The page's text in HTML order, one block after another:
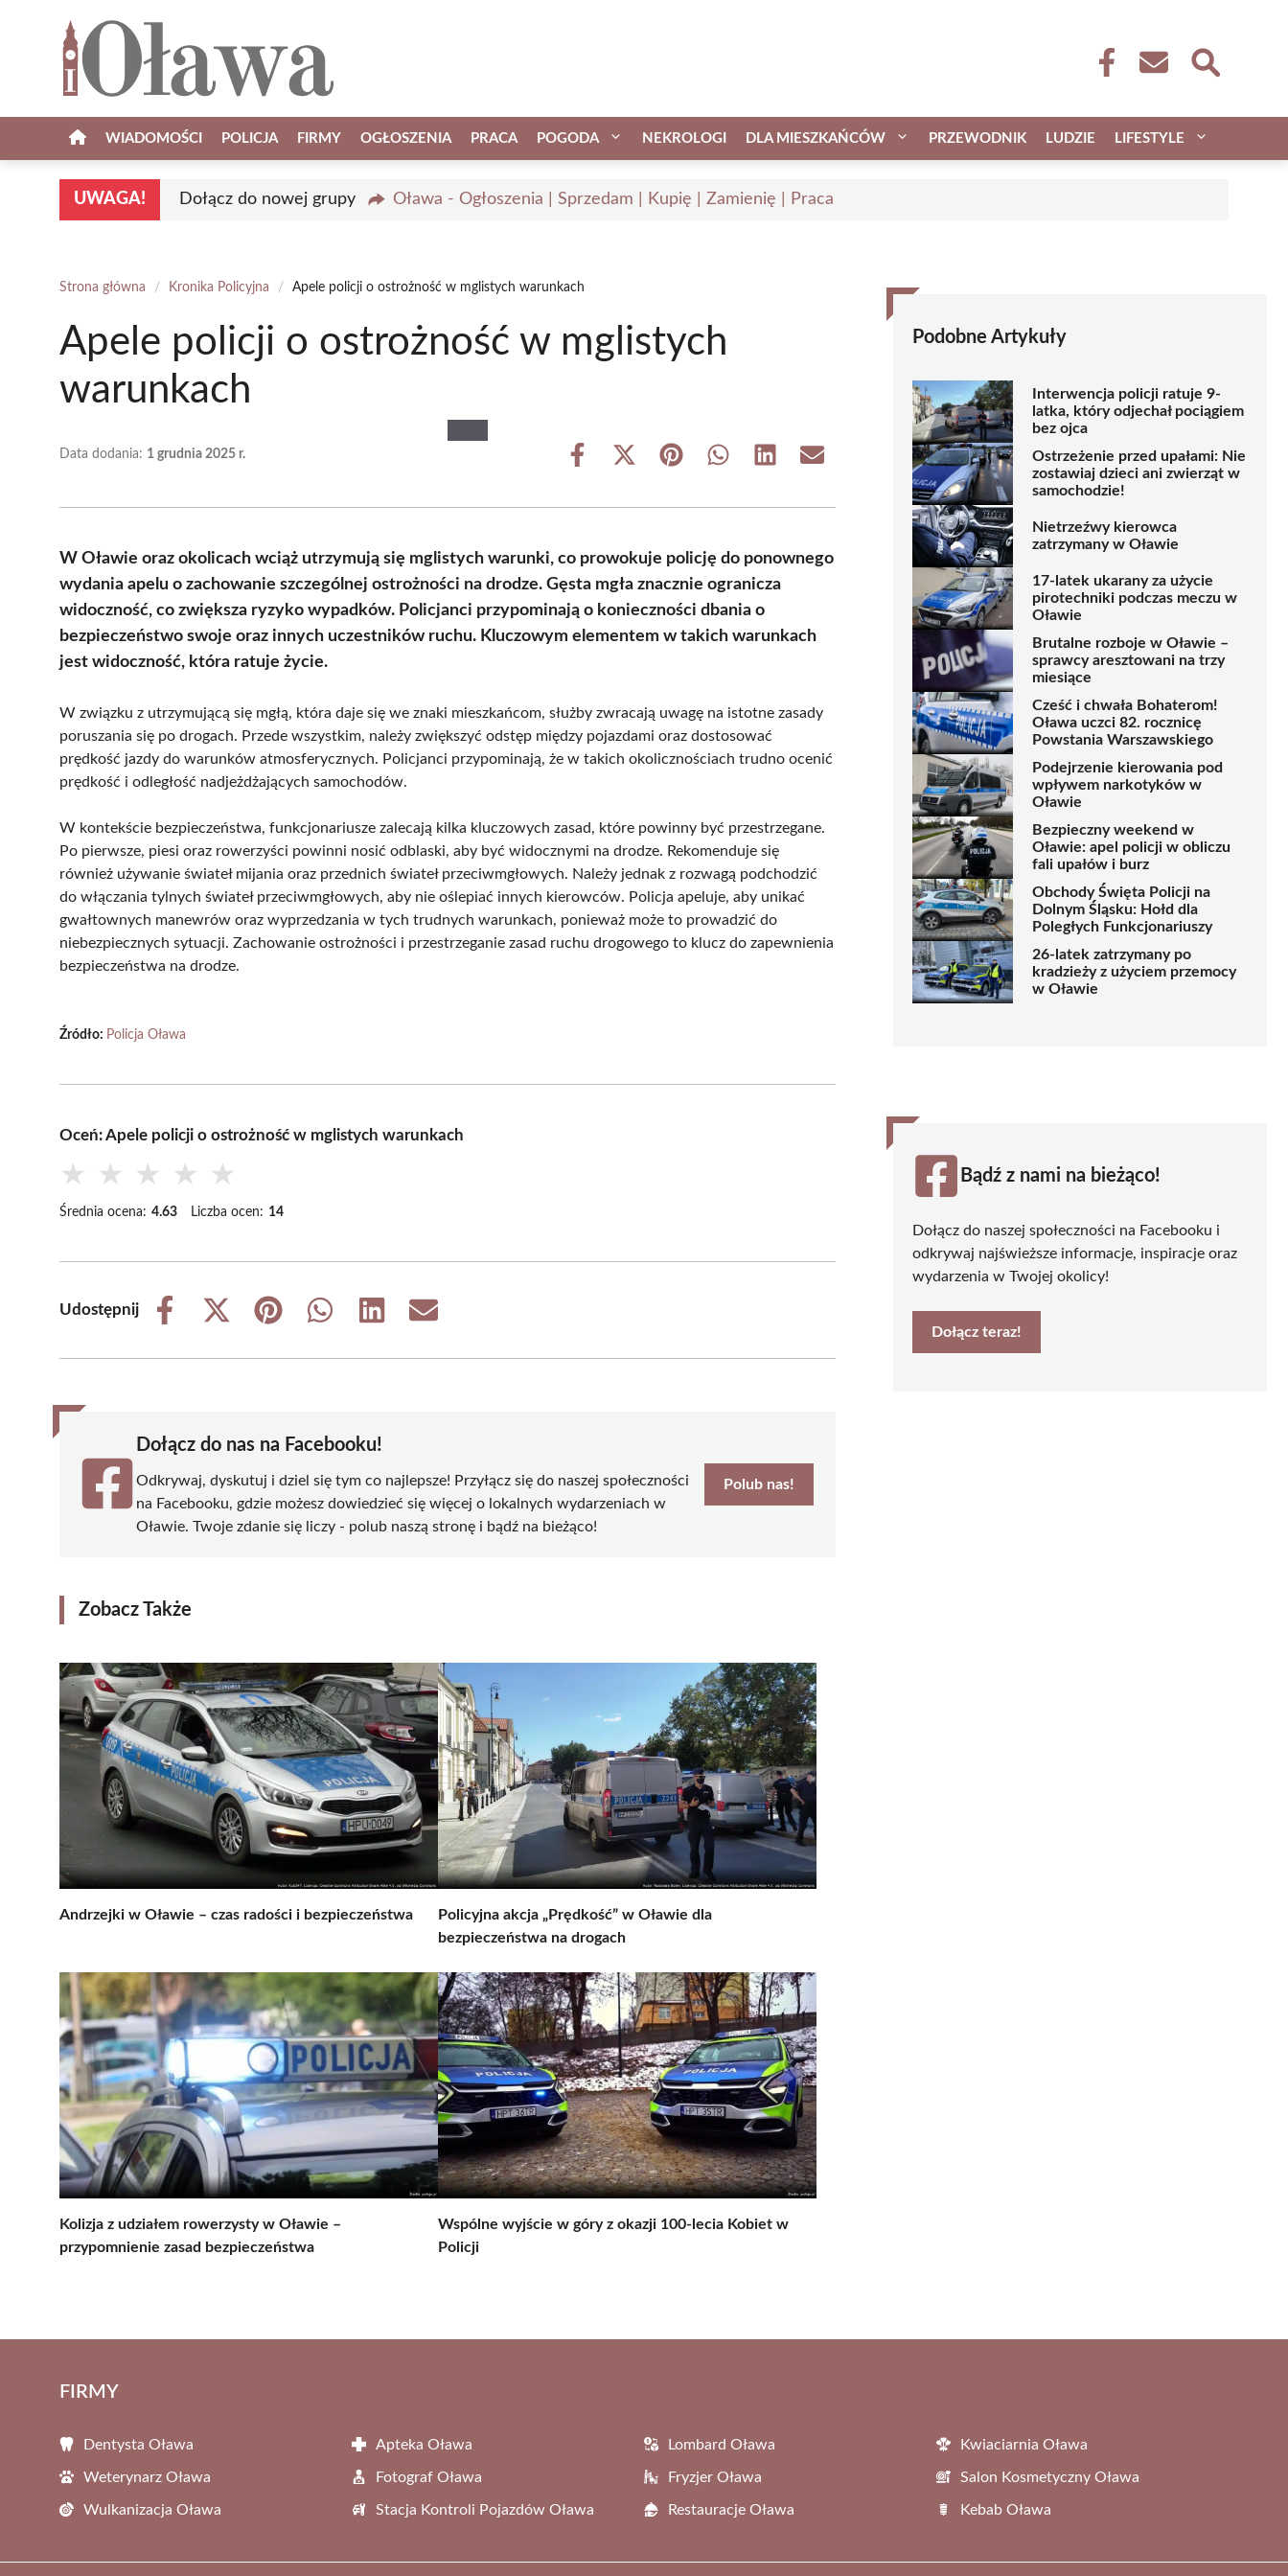
WIADOMOŚCI POLICJA FIRMY OGŁOSZENIA PRACA POGODA NEKROLOGI DLA MIESZKAŃCÓW PRZEWODNIK LUDZIE LIFESTYLE
UWAGA! Dołącz do nowej grupy Oława - Ogłoszenia | Sprzedam | Kupię | Zamienię | Praca
Strona główna / Kronika Policyjna / Apele policji o ostrożność w mglistych warunkach
Apele policji o ostrożność w mglistych
warunkach
Data dodania: 1 grudnia 2025 r.
Share
Share
(Twitter)
Share Share Share Share
W Oławie oraz okolicach wciąż utrzymują się mglistych warunki, co prowokuje policję do ponownego
wydania apelu o zachowanie szczególnej ostrożności na drodze. Gęsta mgła znacznie ogranicza
widoczność, co zwiększa ryzyko wypadków. Policjanci przypominają o konieczności dbania o
bezpieczeństwo swoje oraz innych uczestników ruchu. Kluczowym elementem w takich warunkach
jest widoczność, która ratuje życie.
W związku z utrzymującą się mgłą, która daje się we znaki mieszkańcom, służby zwracają uwagę na istotne zasady
poruszania się po drogach. Przede wszystkim, należy zwiększyć odstęp między pojazdami oraz dostosować
prędkość jazdy do warunków atmosferycznych. Policjanci przypominają, że w takich okolicznościach trudno ocenić
prędkość i odległość nadjeżdżających samochodów.
W kontekście bezpieczeństwa, funkcjonariusze zalecają kilka kluczowych zasad, które powinny być przestrzegane.
Po pierwsze, piesi oraz rowerzyści powinni nosić odblaski, aby być widocznymi na drodze. Rekomenduje się
również używanie świateł mijania oraz przednich świateł przeciwmgłowych. Należy jednak z rozwagą podchodzić
do włączania tylnych świateł przeciwmgłowych, aby nie oślepiać innych kierowców. Policja apeluje, aby unikać
gwałtownych manewrów oraz wyprzedzania w tych trudnych warunkach, ponieważ może to prowadzić do
niebezpiecznych sytuacji. Zachowanie ostrożności i przestrzeganie zasad ruchu drogowego to klucz do zapewnienia
bezpieczeństwa na drodze.
Źródło: Policja Oława
Oceń: Apele policji o ostrożność w mglistych warunkach
★ ★ ★ ★ ★
Średnia ocena: 4.63 Liczba ocen: 14
Udostępnij
Share
Share
(Twitter)
Share
Share
Share
Share
Dołącz do nas na Facebooku!
Odkrywaj, dyskutuj i dziel się tym co najlepsze! Przyłącz się do naszej społeczności
na Facebooku, gdzie możesz dowiedzieć się więcej o lokalnych wydarzeniach w
Oławie. Twoje zdanie się liczy - polub naszą stronę i bądź na bieżąco!
Polub nas!
Zobacz Także
Andrzejki w Oławie – czas radości i bezpieczeństwa
Policyjna akcja „Prędkość” w Oławie dla
bezpieczeństwa na drogach
Kolizja z udziałem rowerzysty w Oławie –
przypomnienie zasad bezpieczeństwa
Wspólne wyjście w góry z okazji 100-lecia Kobiet w
Policji
Podobne Artykuły
Interwencja policji ratuje 9-
latka, który odjechał pociągiem
bez ojca
Ostrzeżenie przed upałami: Nie
zostawiaj dzieci ani zwierząt w
samochodzie!
Nietrzeźwy kierowca
zatrzymany w Oławie
17-latek ukarany za użycie
pirotechniki podczas meczu w
Oławie
Brutalne rozboje w Oławie –
sprawcy aresztowani na trzy
miesiące
Cześć i chwała Bohaterom!
Oława uczci 82. rocznicę
Powstania Warszawskiego
Podejrzenie kierowania pod
wpływem narkotyków w
Oławie
Bezpieczny weekend w
Oławie: apel policji w obliczu
fali upałów i burz
Obchody Święta Policji na
Dolnym Śląsku: Hołd dla
Poległych Funkcjonariuszy
26-latek zatrzymany po
kradzieży z użyciem przemocy
w Oławie
Bądź z nami na bieżąco!
Dołącz do naszej społeczności na Facebooku i
odkrywaj najświeższe informacje, inspiracje oraz
wydarzenia w Twojej okolicy!
Dołącz teraz!
FIRMY
Dentysta Oława Apteka Oława Lombard Oława Kwiaciarnia Oława
Weterynarz Oława Fotograf Oława Fryzjer Oława Salon Kosmetyczny Oława
Wulkanizacja Oława Stacja Kontroli Pojazdów Oława Restauracje Oława Kebab Oława